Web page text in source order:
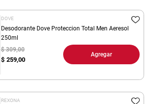
DOVE
Desodorante Dove Proteccion Total Men Aeresol
250ml
$ 259,00
$ 309,00
Agregar
REXONA